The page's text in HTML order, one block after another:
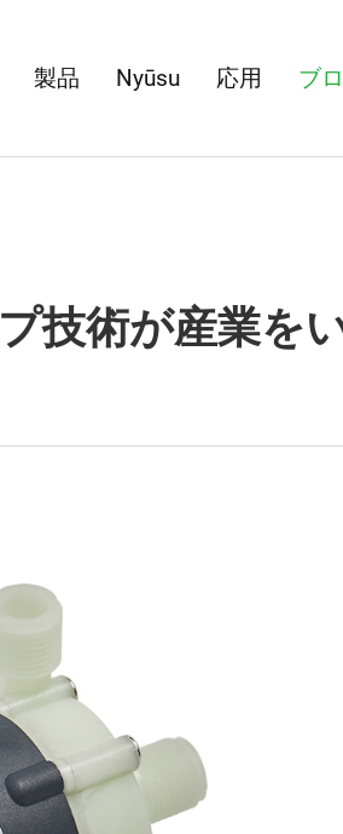
製品 Nyūsu 応用 ブ
技術が産業を